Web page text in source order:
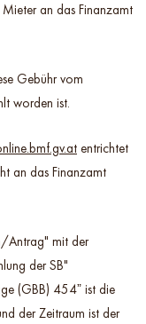
an das Finanzamt
Gebühr vom
worden ist.
entrichtet
an das Finanzamt
Antrag" mit der
der SB"
(GBB) 454ˮ ist die
der Zeitraum ist der